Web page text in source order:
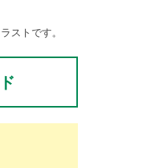
ストです。